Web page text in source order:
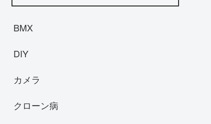
BMX
DIY
カメラ
クローン病